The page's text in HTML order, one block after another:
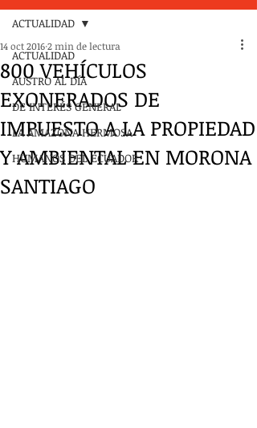
ACTUALIDAD
AUSTRO AL DÍA
DE INTERÉS GENERAL
LA AMAZONA HERMOSA
HUMANOS DEL ECUADOR
ACTUALIDAD
800 VEHÍCULOS
EXONERADOS DE
IMPUESTO A LA PROPIEDAD
Y AMBIENTAL EN MORONA
SANTIAGO
14 oct 20162 min de lectura